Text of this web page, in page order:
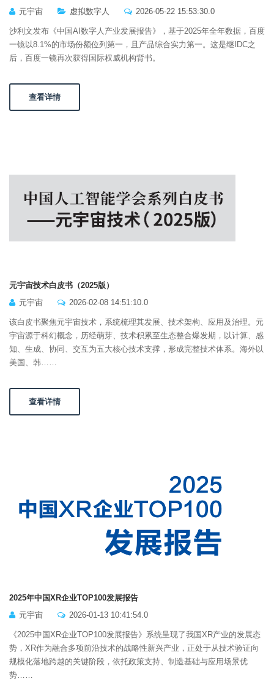
元宇宙
虚拟数字人 2026-05-22 15:53:30.0
沙利文发布《中国AI数字人产业发展报告》，基于2025年全年数据，百度
一镜以8.1%的市场份额位列第一，且产品综合实力第一。这是继IDC之
后，百度一镜再次获得国际权威机构背书。
查看详情
元宇宙技术白皮书（2025版）
元宇宙
2026-02-08 14:51:10.0
该白皮书聚焦元宇宙技术，系统梳理其发展、技术架构、应用及治理。元
宇宙源于科幻概念，历经萌芽、技术积累至生态整合爆发期，以计算、感
知、生成、协同、交互为五大核心技术支撑，形成完整技术体系。海外以
美国、韩……
查看详情
2025年中国XR企业TOP100发展报告
元宇宙
2026-01-13 10:41:54.0
《2025中国XR企业TOP100发展报告》系统呈现了我国XR产业的发展态
势，XR作为融合多项前沿技术的战略性新兴产业，正处于从技术验证向
规模化落地跨越的关键阶段，依托政策支持、制造基础与应用场景优
势……